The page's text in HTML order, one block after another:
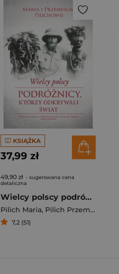
KSIĄŻKA
37,99 zł
49,90 zł - sugerowana cena
detaliczna
Wielcy polscy podróżnicy, którzy odkrywali świat
Pilich Maria, Pilich Przemysław
7,2 (51)